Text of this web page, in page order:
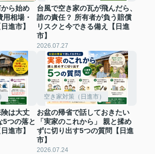
ら始め
相場・
進市】
台風で空き家の瓦が飛んだら、
誰の責任？ 所有者が負う賠償
リスクと今できる備え【日進
市】
2026.07.27
は大丈
5つの落と
進市】
空き家対策（日進市）
お盆の帰省で話しておきたい
「実家のこれから」 親と揉め
ずに切り出す5つの質問【日進
市】
2026.07.24